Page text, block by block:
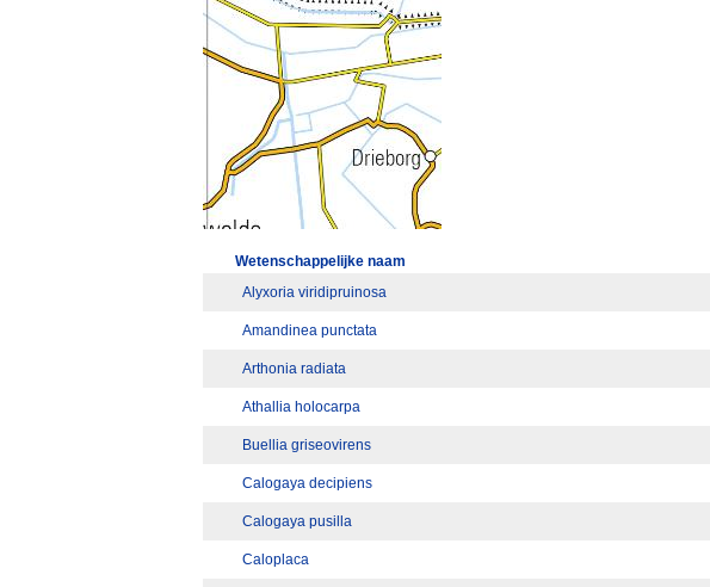
Wetenschappelijke naam
Alyxoria viridipruinosa
Amandinea punctata
Arthonia radiata
Athallia holocarpa
Buellia griseovirens
Calogaya decipiens
Calogaya pusilla
Caloplaca